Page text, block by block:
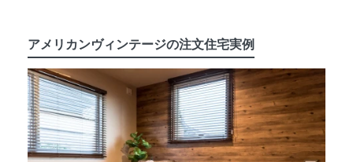
アメリカンヴィンテージの注文住宅実例